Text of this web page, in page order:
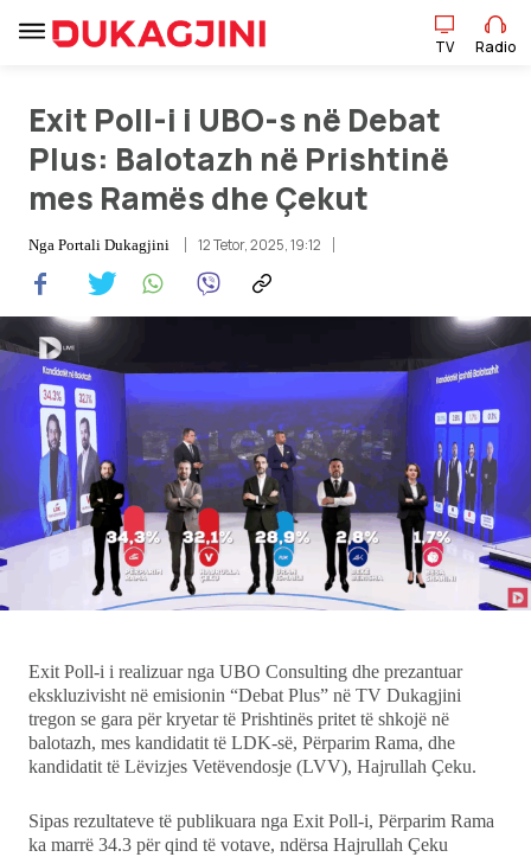
Lajme
Pikëpamje
Art Jete
Kulturë
Showbiz
Ekonomi
Teknologji
Udhëtime
DuVideo
TV Radio
Exit Poll-i i UBO-s në Debat
Plus: Balotazh në Prishtinë
mes Ramës dhe Çekut
Nga Portali Dukagjini 12 Tetor, 2025, 19:12
Exit Poll-i i realizuar nga UBO Consulting dhe prezantuar
ekskluzivisht në emisionin “Debat Plus” në TV Dukagjini
tregon se gara për kryetar të Prishtinës pritet të shkojë në
balotazh, mes kandidatit të LDK-së, Përparim Rama, dhe
kandidatit të Lëvizjes Vetëvendosje (LVV), Hajrullah Çeku.
Sipas rezultateve të publikuara nga Exit Poll-i, Përparim Rama
ka marrë 34.3 për qind të votave, ndërsa Hajrullah Çeku